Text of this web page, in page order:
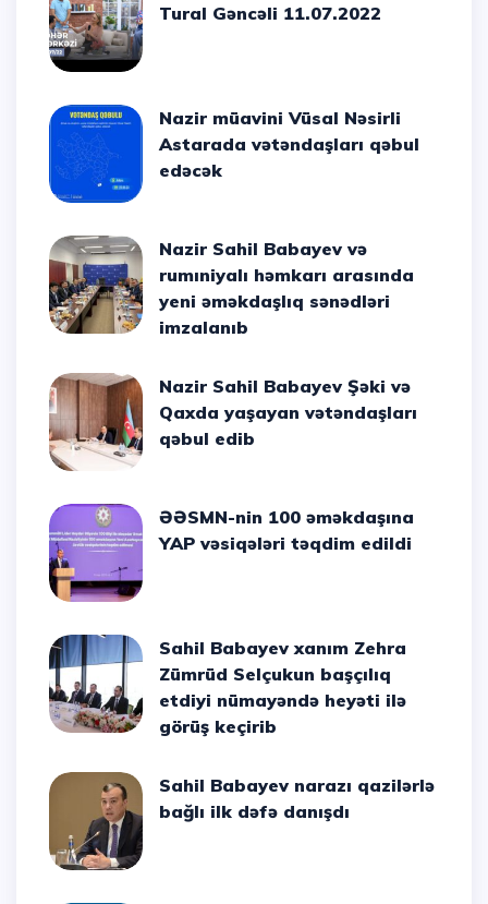
Tural Gəncəli 11.07.2022
Nazir müavini Vüsal Nəsirli
Astarada vətəndaşları qəbul
edəcək
Nazir Sahil Babayev və
rumıniyalı həmkarı arasında
yeni əməkdaşlıq sənədləri
imzalanıb
Nazir Sahil Babayev Şəki və
Qaxda yaşayan vətəndaşları
qəbul edib
ƏƏSMN-nin 100 əməkdaşına
YAP vəsiqələri təqdim edildi
Sahil Babayev xanım Zehra
Zümrüd Selçukun başçılıq
etdiyi nümayəndə heyəti ilə
görüş keçirib
Sahil Babayev narazı qazilərlə
bağlı ilk dəfə danışdı